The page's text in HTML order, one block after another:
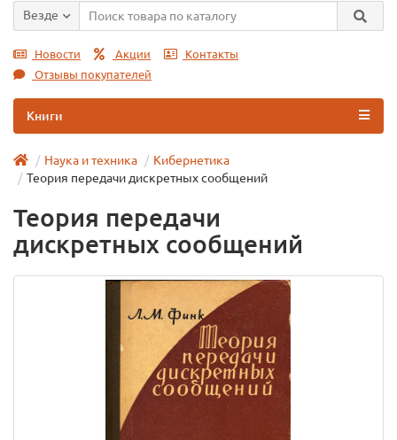
Везде
Новости Акции
Контакты
Отзывы покупателей
Книги
Наука и техника
Кибернетика
Теория передачи дискретных сообщений
Теория передачи
дискретных сообщений